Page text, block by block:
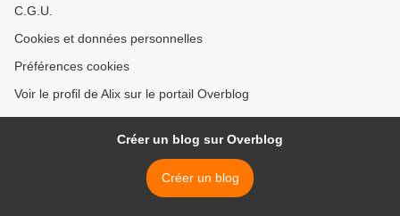
C.G.U.
Cookies et données personnelles
Préférences cookies
Voir le profil de Alix sur le portail Overblog
Créer un blog sur Overblog
Créer un blog